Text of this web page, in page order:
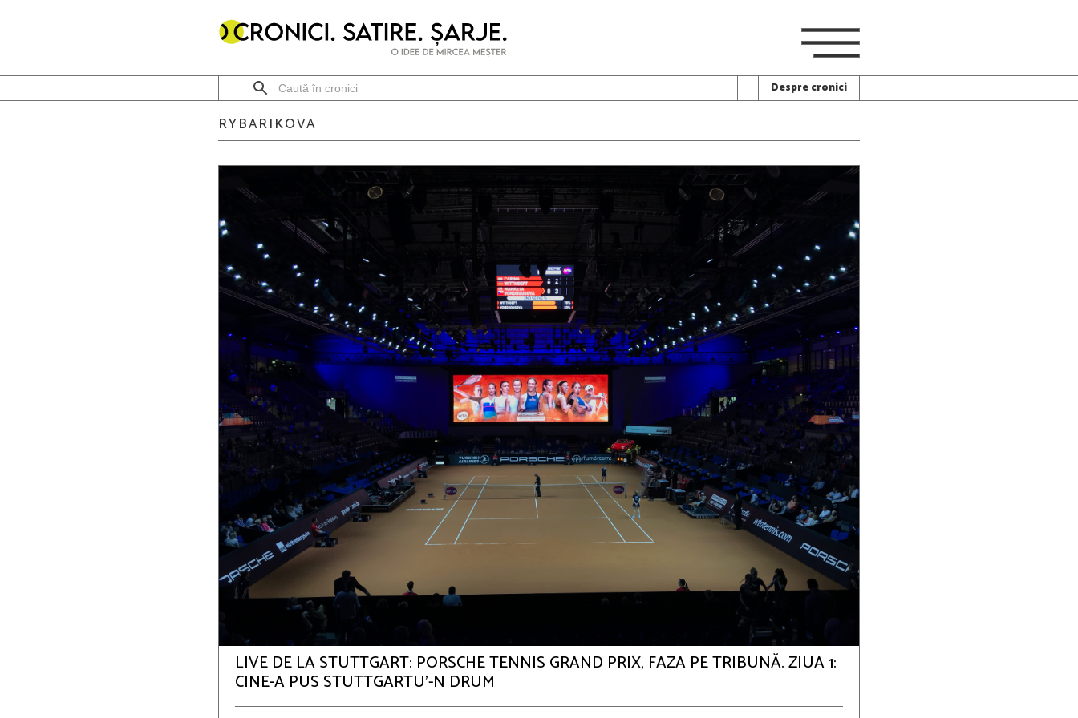
Despre cronici
RYBARIKOVA
LIVE DE LA STUTTGART: PORSCHE TENNIS GRAND PRIX, FAZA PE TRIBUNĂ. ZIUA 1:
CINE-A PUS STUTTGARTU’-N DRUM